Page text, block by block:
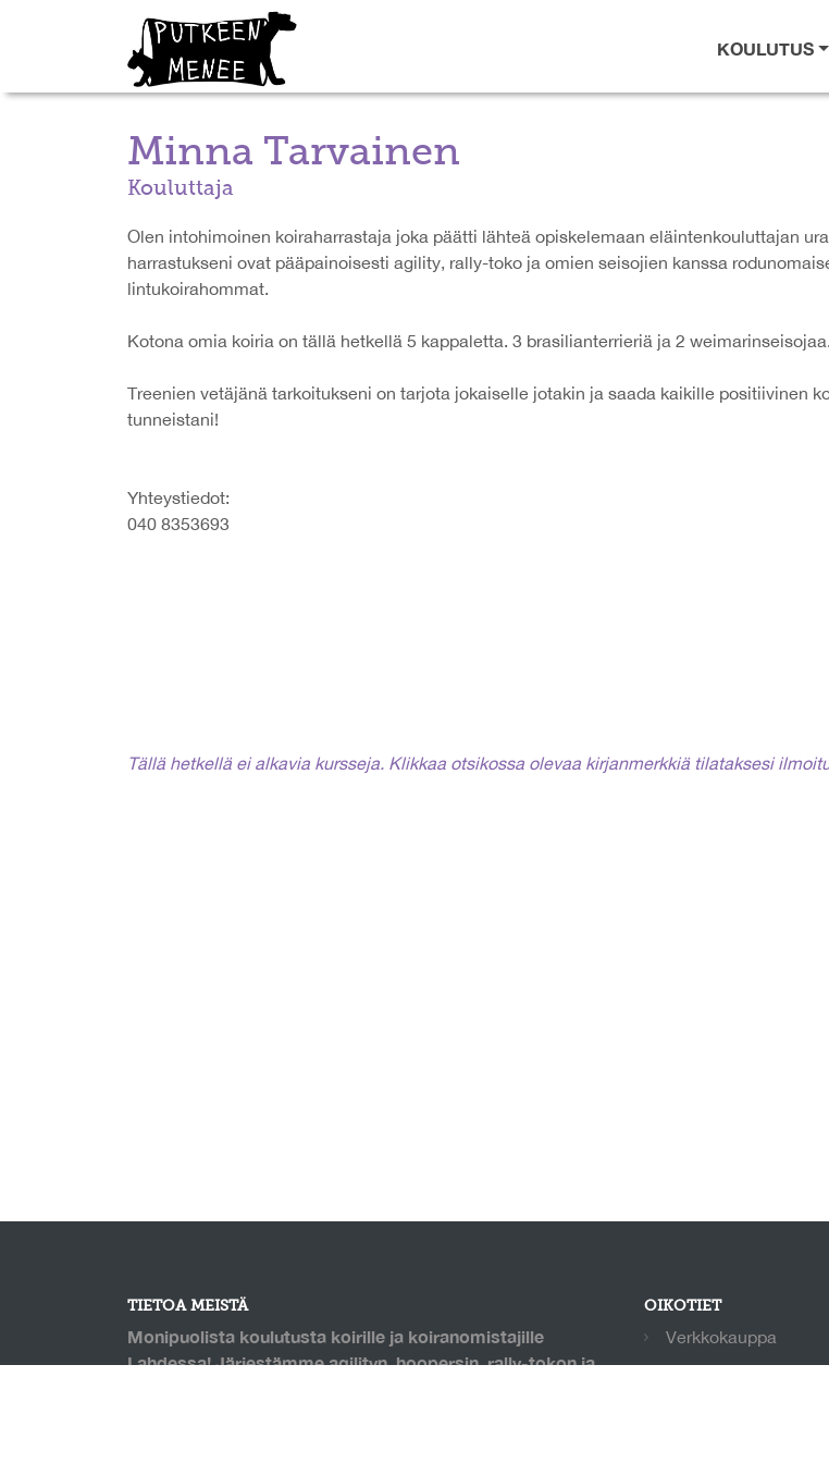
KOULUTUS
Minna Tarvainen
Kouluttaja
Olen intohimoinen koiraharrastaja joka päätti lähteä opiskelemaan eläintenkouluttajan
harrastukseni ovat pääpainoisesti agility, rally-toko ja omien seisojien kanssa
lintukoirahommat.
Kotona omia koiria on tällä hetkellä 5 kappaletta. 3 brasilianterrieriä ja 2 weimarinseisojaa.
Treenien vetäjänä tarkoitukseni on tarjota jokaiselle jotakin ja saada kaikille positiivinen
tunneistani!
Yhteystiedot:
040 8353693
Tällä hetkellä ei alkavia kursseja. Klikkaa otsikossa olevaa kirjanmerkkiä tilataksesi
TIETOA MEISTÄ
Monipuolista koulutusta koirille ja koiranomistajille
Lahdessa! Järjestämme agilityn, hoopersin, rally-tokon ja
OIKOTIET
Verkkokauppa